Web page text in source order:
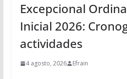
Excepcional
Inicial 2026:
actividades
4 agosto, 2026 Efrain